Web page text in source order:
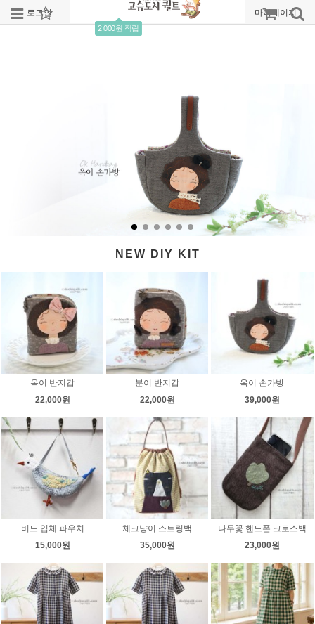
로그인 회원가입
2,000원 적립
주문조회 마이페이지
NEW DIY KIT
옥이 반지갑
22,000원
분이 반지갑
22,000원
옥이 손가방
39,000원
버드 입체 파우치
15,000원
체크냥이 스트링백
35,000원
나무꽃 핸드폰 크로스백
23,000원